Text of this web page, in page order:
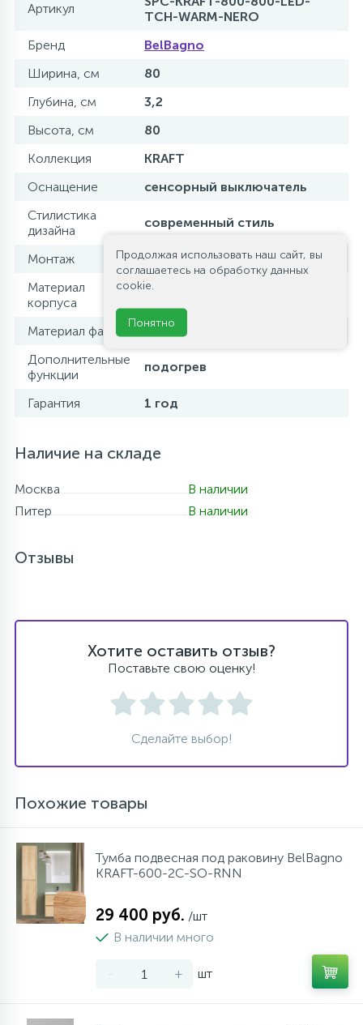
Артикул
TCH-WARM-NERO
Бренд
BelBagno
Ширина, см
80
Глубина, см
3,2
Высота, см
80
Коллекция
KRAFT
Оснащение
сенсорный выключатель
Стилистика
дизайна
современный стиль
Монтаж
на стену
Материал
корпуса
алюминий
Материал фасада
зеркало
Дополнительные
функции
подогрев
Гарантия 1 год
Наличие на складе
Москва
В наличии
Питер
В наличии
Отзывы
Хотите оставить отзыв?
Поставьте свою оценку!
Сделайте выбор!
Похожие товары
Тумба подвесная под раковину BelBagno
KRAFT-600-2C-SO-RNN
29 400 руб. /шт
В наличии много
- + шт
Продолжая использовать наш сайт, вы
соглашаетесь на обработку данных
cookie.
Понятно